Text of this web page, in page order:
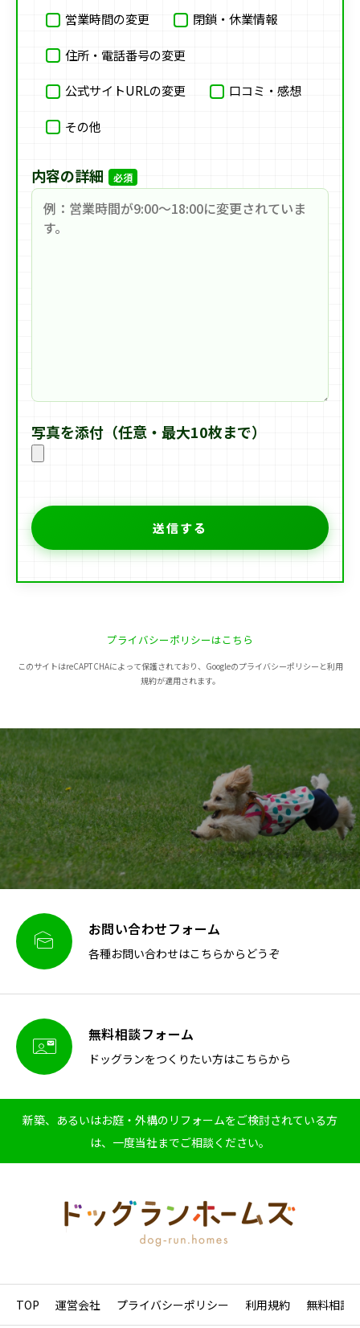
営業時間の変更 閉鎖・休業情報
住所・電話番号の変更
公式サイトURLの変更 口コミ・感想
その他
内容の詳細 必須
写真を添付（任意・最大10枚まで）
プライバシーポリシーはこちら
このサイトはreCAPTCHAによって保護されており、Googleのプライバシーポリシーと利用
規約が適用されます。
 お問い合わせフォーム
各種お問い合わせはこちらからどうぞ
 無料相談フォーム
ドッグランをつくりたい方はこちらから
新築、あるいはお庭・外構のリフォームをご検討されている方
は、一度当社までご相談ください。
TOP 運営会社 プライバシーポリシー 利用規約 無料相談